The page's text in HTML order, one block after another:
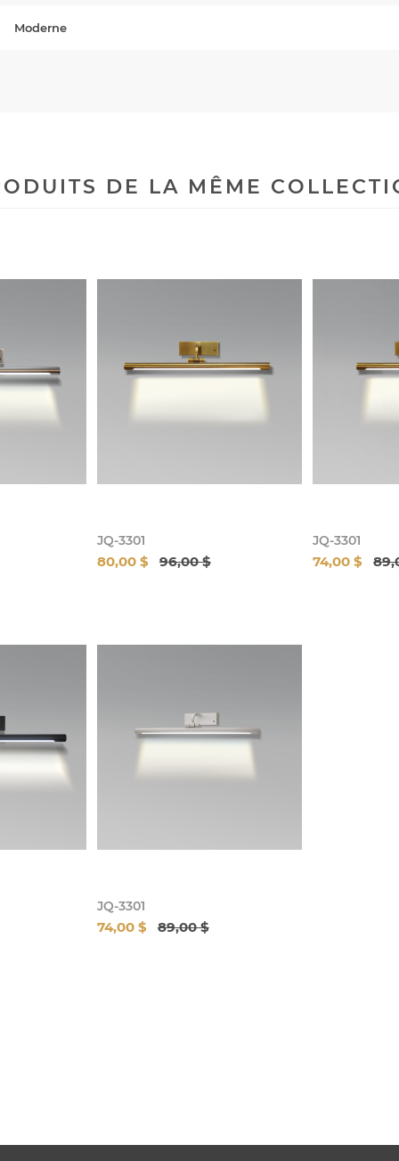
Moderne
DE LA MÊME
JQ-3301
80,00 $ 96,00 $
JQ-3301
74,00 $
JQ-3301
74,00 $ 89,00 $